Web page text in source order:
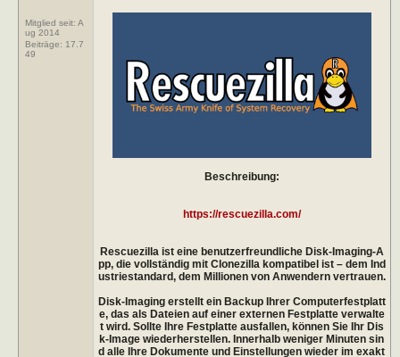
Mitglied seit: A
ug 2014
Beiträge: 17.7
49
Beschreibung:
https://rescuezilla.com/
Rescuezilla ist eine benutzerfreundliche Disk-Imaging-A
pp, die vollständig mit Clonezilla kompatibel ist – dem Ind
ustriestandard, dem Millionen von Anwendern vertrauen.
Disk-Imaging erstellt ein Backup Ihrer Computerfestplatt
e, das als Dateien auf einer externen Festplatte verwalte
t wird. Sollte Ihre Festplatte ausfallen, können Sie Ihr Dis
k-Image wiederherstellen. Innerhalb weniger Minuten sin
d alle Ihre Dokumente und Einstellungen wieder im exakt